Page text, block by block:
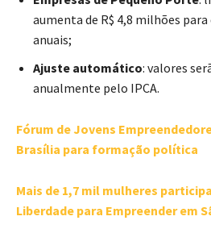
aumenta de R$ 4,8 milhões para
anuais;
Ajuste automático: valores
anualmente pelo IPCA.
Fórum de Jovens
Brasília para formação política
Mais de 1,7 mil mulheres
Liberdade para Empreender em